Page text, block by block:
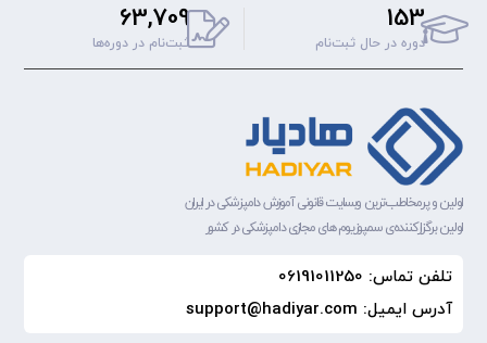
153
دوره‌ در حال ثبت‌نام
63,709
ثبت‌نام‌ در دوره‌ها
اولین و پرمخاطب‌ترین وبسایت قانونی آموزش دامپزشکی در ایران
اولین برگزارکننده‌ی سمپوزیوم های مجازی دامپزشکی در کشور
تلفن تماس: 06191011250
آدرس ایمیل: support@hadiyar.com